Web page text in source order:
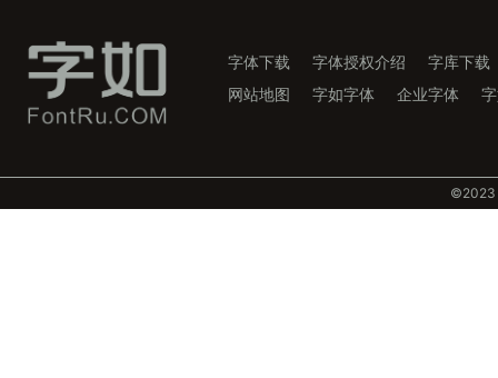
字体下载 字体授权介绍
字库下载
网站地图
字如字体 企业字体
©️2023